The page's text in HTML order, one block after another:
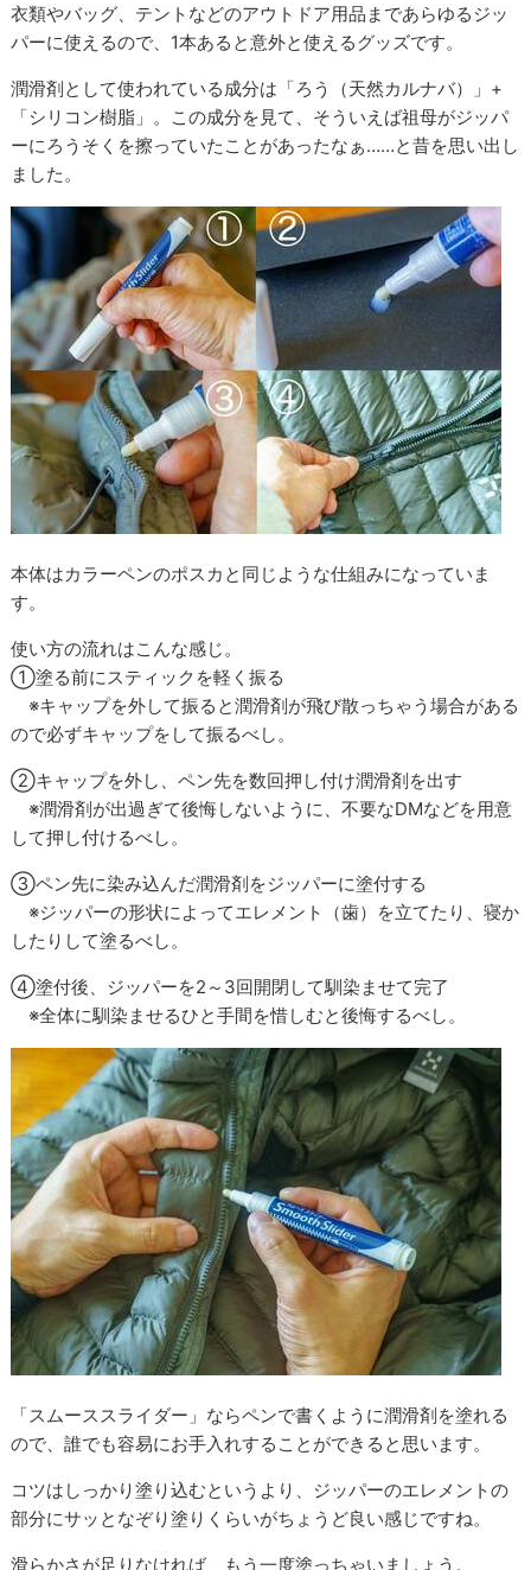
衣類やバッグ、テントなどのアウトドア用品まであらゆるジッ
パーに使えるので、1本あると意外と使えるグッズです。
潤滑剤として使われている成分は「ろう（天然カルナバ）」+
「シリコン樹脂」。この成分を見て、そういえば祖母がジッパ
ーにろうそくを擦っていたことがあったなぁ……と昔を思い出し
ました。
本体はカラーペンのポスカと同じような仕組みになっていま
す。
使い方の流れはこんな感じ。
①塗る前にスティックを軽く振る
※キャップを外して振ると潤滑剤が飛び散っちゃう場合がある
ので必ずキャップをして振るべし。
②キャップを外し、ペン先を数回押し付け潤滑剤を出す
※潤滑剤が出過ぎて後悔しないように、不要なDMなどを用意
して押し付けるべし。
③ペン先に染み込んだ潤滑剤をジッパーに塗付する
※ジッパーの形状によってエレメント（歯）を立てたり、寝か
したりして塗るべし。
④塗付後、ジッパーを2～3回開閉して馴染ませて完了
※全体に馴染ませるひと手間を惜しむと後悔するべし。
「スムーススライダー」ならペンで書くように潤滑剤を塗れる
ので、誰でも容易にお手入れすることができると思います。
コツはしっかり塗り込むというより、ジッパーのエレメントの
部分にサッとなぞり塗りくらいがちょうど良い感じですね。
滑らかさが足りなければ、もう一度塗っちゃいましょう。